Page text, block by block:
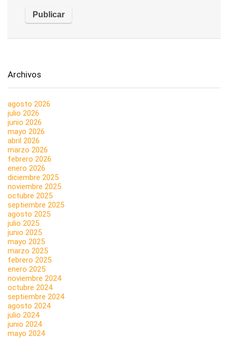
Archivos
agosto 2026
julio 2026
junio 2026
mayo 2026
abril 2026
marzo 2026
febrero 2026
enero 2026
diciembre 2025
noviembre 2025
octubre 2025
septiembre 2025
agosto 2025
julio 2025
junio 2025
mayo 2025
marzo 2025
febrero 2025
enero 2025
noviembre 2024
octubre 2024
septiembre 2024
agosto 2024
julio 2024
junio 2024
mayo 2024